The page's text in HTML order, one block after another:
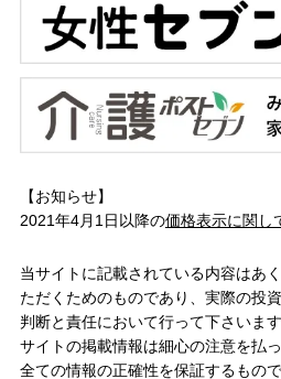
【お知らせ】
2021年4月1日以降の価格表示に関し
当サイトに記載されている内容はあ
ただくためのものであり、実際の投
判断と責任において行って下さいま
サイトの掲載情報は細心の注意を払
全ての情報の正確性を保証するもの